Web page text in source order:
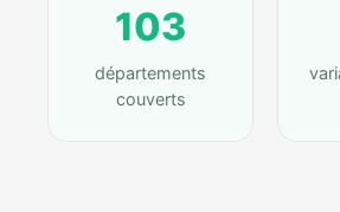
103
départements
couverts